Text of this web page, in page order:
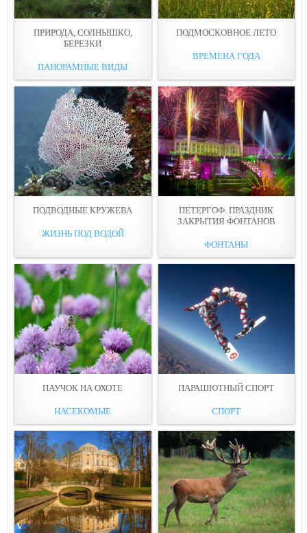
ПРИРОДА, СОЛНЫШКО,
БЕРЕЗКИ
ПАНОРАМНЫЕ ВИДЫ
ПОДМОСКОВНОЕ ЛЕТО
ВРЕМЕНА ГОДА
ПОДВОДНЫЕ КРУЖЕВА
ЖИЗНЬ ПОД ВОДОЙ
ПЕТЕРГОФ. ПРАЗДНИК
ЗАКРЫТИЯ ФОНТАНОВ
ФОНТАНЫ
ПАУЧОК НА ОХОТЕ
НАСЕКОМЫЕ
ПАРАШЮТНЫЙ СПОРТ
СПОРТ